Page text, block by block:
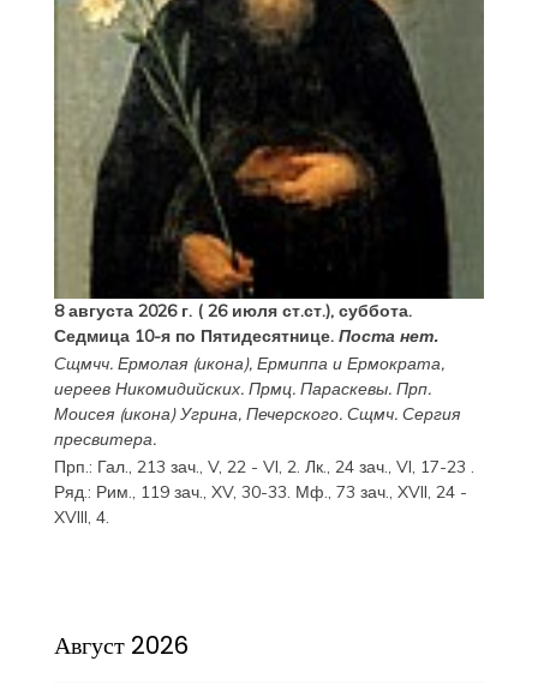
8 августа 2026 г. ( 26 июля ст.ст.), суббота.
Седмица 10-я по Пятидесятнице. Поста нет.
Сщмчч. Ермолая(икона), Ермиппаи Ермократа,
иереев Никомидийских. Прмц. Параскевы. Прп.
Моисея(икона) Угрина, Печерского. Сщмч. Сергия
пресвитера.
Прп.: Гал., 213 зач., V, 22 - VI, 2. Лк., 24 зач., VI, 17-23 .
Ряд.: Рим., 119 зач., XV, 30-33. Мф., 73 зач., XVII, 24 -
XVIII, 4.
Август 2026